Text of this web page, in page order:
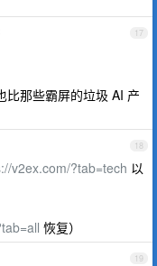
17
比那些霸屏的垃圾 AI 产
18
v2ex.com/?tab=tech 以
恢复）
19